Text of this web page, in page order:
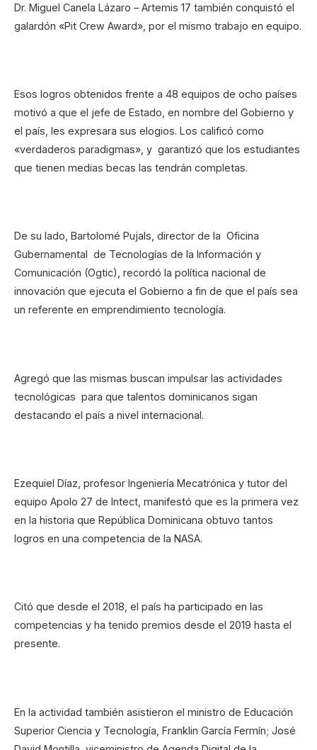
Dr. Miguel Canela Lázaro – Artemis 17 también conquistó el
galardón «Pit Crew Award», por el mismo trabajo en equipo.
Esos logros obtenidos frente a 48 equipos de ocho países
motivó a que el jefe de Estado, en nombre del Gobierno y
el país, les expresara sus elogios. Los calificó como
«verdaderos paradigmas», y garantizó que los estudiantes
que tienen medias becas las tendrán completas.
De su lado, Bartolomé Pujals, director de la Oficina
Gubernamental de Tecnologías de la Información y
Comunicación (Ogtic), recordó la política nacional de
innovación que ejecuta el Gobierno a fin de que el país sea
un referente en emprendimiento tecnología.
Agregó que las mismas buscan impulsar las actividades
tecnológicas para que talentos dominicanos sigan
destacando el país a nivel internacional.
Ezequiel Díaz, profesor Ingeniería Mecatrónica y tutor del
equipo Apolo 27 de Intect, manifestó que es la primera vez
en la historia que República Dominicana obtuvo tantos
logros en una competencia de la NASA.
Citó que desde el 2018, el país ha participado en las
competencias y ha tenido premios desde el 2019 hasta el
presente.
En la actividad también asistieron el ministro de Educación
Superior Ciencia y Tecnología, Franklin García Fermín; José